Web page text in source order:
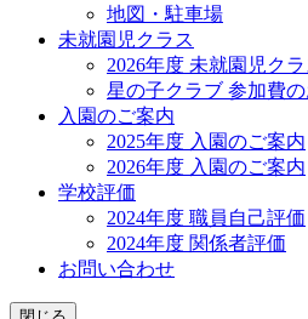
地図・駐車場
未就園児クラス
2026年度 未就園児ク
星の子クラブ 参加費
入園のご案内
2025年度 入園のご案内
2026年度 入園のご案内
学校評価
2024年度 職員自己評価
2024年度 関係者評価
お問い合わせ